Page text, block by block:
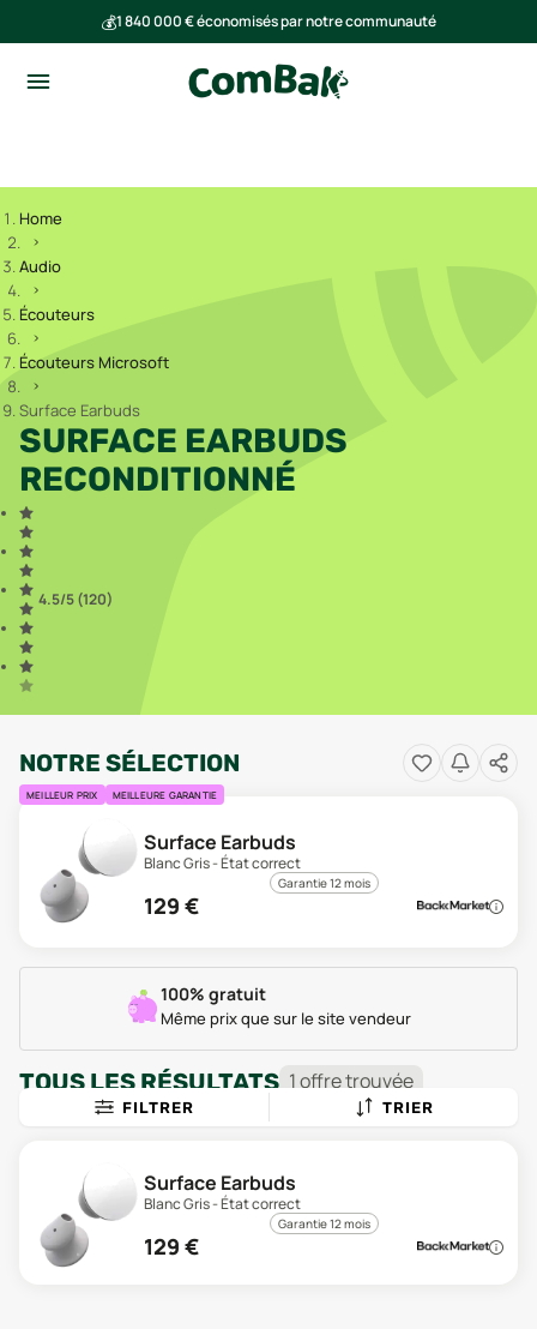
💰1 840 000 € économisés par notre communauté
Home
Audio
Écouteurs
Écouteurs Microsoft
Surface Earbuds
SURFACE EARBUDS
RECONDITIONNÉ
4.5/5 (120)
NOTRE SÉLECTION
MEILLEUR PRIX MEILLEURE GARANTIE
Surface Earbuds
Blanc Gris - État correct
Garantie 12 mois
129 €
100% gratuit
Même prix que sur le site vendeur
TOUS LES RÉSULTATS 1offretrouvée
FILTRER TRIER
Surface Earbuds
Blanc Gris - État correct
Garantie 12 mois
129 €